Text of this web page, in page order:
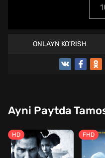
ONLAYN KO'RISH
Ayni Paytda
HD FHD